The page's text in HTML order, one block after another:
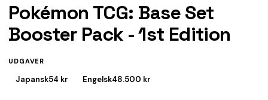
Pokémon TCG: Base Set
Booster Pack - 1st Edition
UDGAVER
Japansk54 kr Engelsk48.500 kr